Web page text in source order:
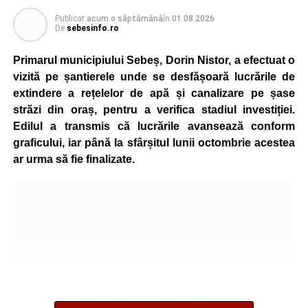
Reprezentanții Primăriei Sebeș precizează că măsura nu
va afecta siguranța traficului rutier și pietonal, iar
vizibilitatea pe străzile municipiului va fi menținută la un
nivel corespunzător.
Administrația locală subliniază că decizia are caracter
temporar și este adoptată în contextul actualei situații
energetice din România, în condițiile în care autoritățile
centrale au cerut instituțiilor publice să adopte măsuri
pentru reducerea cheltuielilor și a consumului de energie,
Publicat acum o săptămânăîn 01.08.2026
De sebesinfo.ro
Primarul municipiului Sebeș, Dorin Nistor, a efectuat o
vizită pe șantierele unde se desfășoară lucrările de
extindere a rețelelor de apă și canalizare pe șase
străzi din oraș, pentru a verifica stadiul investiției.
Edilul a transmis că lucrările avansează conform
graficului, iar până la sfârșitul lunii octombrie acestea
ar urma să fie finalizate.